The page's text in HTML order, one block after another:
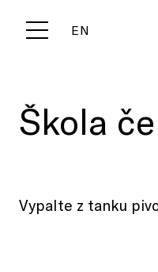
Menu CZ
EN
Škola
Vypalte z tanku